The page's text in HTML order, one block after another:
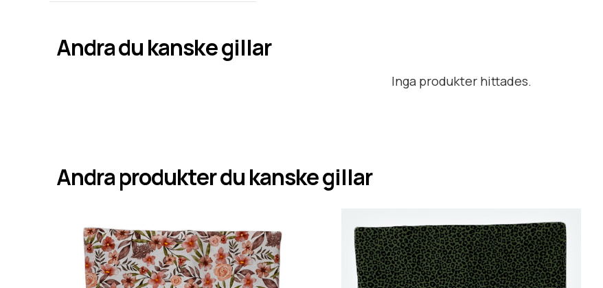
Andradu kanske gillar
Inga produkter hittades.
Andra produkter du kanske gillar